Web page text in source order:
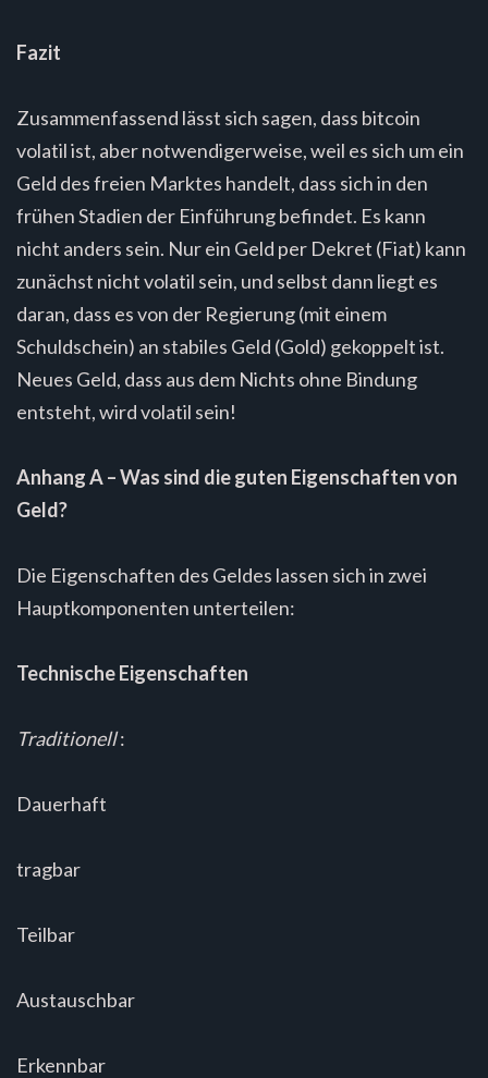
Fazit
Zusammenfassend lässt sich sagen, dass bitcoin
volatil ist, aber notwendigerweise, weil es sich um ein
Geld des freien Marktes handelt, dass sich in den
frühen Stadien der Einführung befindet. Es kann
nicht anders sein. Nur ein Geld per Dekret (Fiat) kann
zunächst nicht volatil sein, und selbst dann liegt es
daran, dass es von der Regierung (mit einem
Schuldschein) an stabiles Geld (Gold) gekoppelt ist.
Neues Geld, dass aus dem Nichts ohne Bindung
entsteht, wird volatil sein!
Anhang A – Was sind die guten Eigenschaften von
Geld?
Die Eigenschaften des Geldes lassen sich in zwei
Hauptkomponenten unterteilen:
Technische Eigenschaften
Traditionell:
Dauerhaft
tragbar
Teilbar
Austauschbar
Erkennbar